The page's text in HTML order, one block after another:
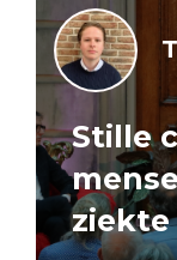
Stille
ziekte